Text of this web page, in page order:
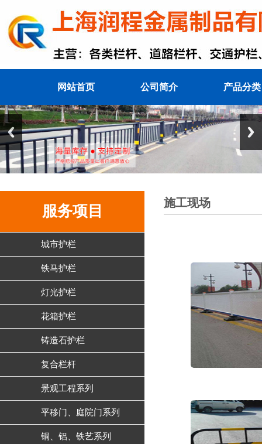
网站首页 公司简介 产品分类
服务项目
城市护栏
铁马护栏
灯光护栏
花箱护栏
铸造石护栏
复合栏杆
景观工程系列
平移门、庭院门系列
铜、铝、铁艺系列
施工现场